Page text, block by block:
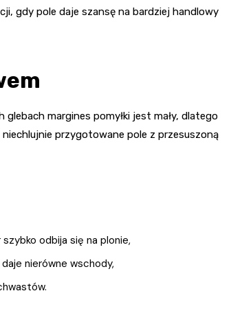
gdy pole daje szansę na bardziej handlowy
margines pomyłki jest mały, dlatego
przygotowane pole z przesuszoną
odbija się na plonie,
nierówne wschody,